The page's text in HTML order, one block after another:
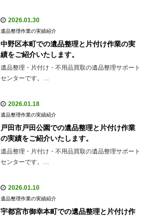
2026.01.30
遺品整理作業の実績紹介
中野区本町での遺品整理と片付け作業の実
績をご紹介いたします。
遺品整理・片付け・不用品買取の遺品整理サポート
センターです。…
2026.01.18
遺品整理作業の実績紹介
戸田市戸田公園での遺品整理と片付け作業
の実績をご紹介いたします。
遺品整理・片付け・不用品買取の遺品整理サポート
センターです。…
2026.01.10
遺品整理作業の実績紹介
宇都宮市御幸本町での遺品整理と片付け作